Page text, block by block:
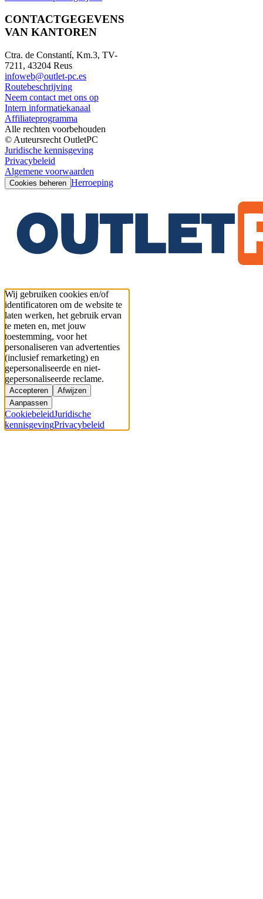
CONTACTGEGEVENS
VAN KANTOREN
Ctra. de Constantí, Km.3, TV-
7211, 43204 Reus
infoweb@outlet-pc.es
Routebeschrijving
Neem contact met ons op
Intern informatiekanaal
Affiliateprogramma
Alle rechten voorbehouden
© Auteursrecht OutletPC
Juridische kennisgeving
Privacybeleid
Algemene voorwaarden
Cookies beheren Herroeping
Wij gebruiken cookies en/of
identificatoren om de website te
laten werken, het gebruik ervan
te meten en, met jouw
toestemming, voor het
personaliseren van advertenties
(inclusief remarketing) en
gepersonaliseerde en niet-
gepersonaliseerde reclame.
Accepteren
Afwijzen
Aanpassen
CookiebeleidJuridische
kennisgevingPrivacybeleid